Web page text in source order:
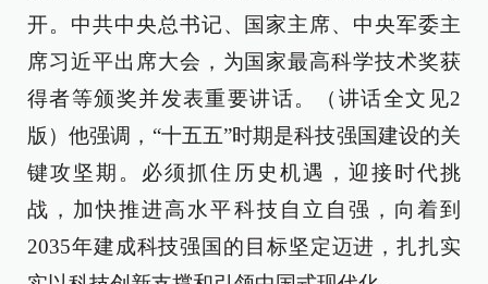
开。中共中央总书记、国家主席、中央军委主
席习近平出席大会，为国家最高科学技术奖获
得者等颁奖并发表重要讲话。（讲话全文见2
版）他强调，“十五五”时期是科技强国建设的关
键攻坚期。必须抓住历史机遇，迎接时代挑
战，加快推进高水平科技自立自强，向着到
2035年建成科技强国的目标坚定迈进，扎扎实